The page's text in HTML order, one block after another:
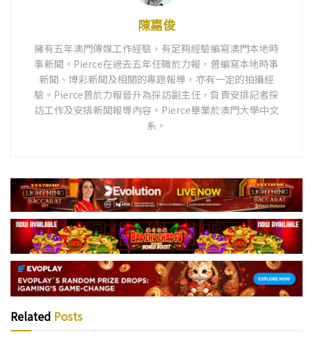
陳嘉俊
擁有五年澳門傳媒工作經驗，有足夠經驗編寫澳門本地時
事新聞。Pierce在過去五年任職於力報，曾編寫本地時事
新聞、博彩新聞及相關的專題報導，亦有一定的拍攝經
驗。Pierce曾於力報晉升為採訪副主任，負責安排記者採
訪工作及安排新聞報導內容。Pierce畢業於澳門大學中文
系。
Related Posts